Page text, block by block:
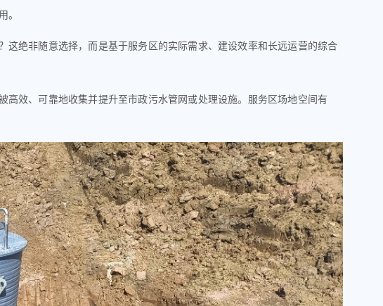
。
这绝非随意选择，而是基于服务区的实际需求、建设效率和长远运营的综合
效、可靠地收集并提升至市政污水管网或处理设施。服务区场地空间有